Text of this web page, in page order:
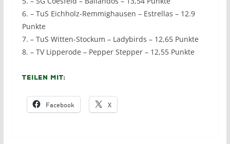
6. – TuS Eichholz-Remmighausen – Estrellas – 12.9
Punkte
7. – TuS Witten-Stockum – Ladybirds – 12,65 Punkte
8. – TV Lipperode – Pepper Stepper – 12,55 Punkte
Teilen mit:
Facebook X